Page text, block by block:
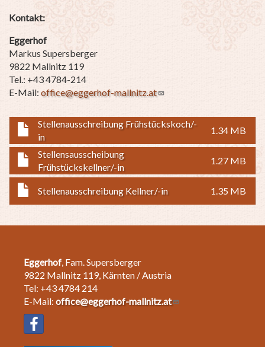
Kontakt:
Eggerhof
Markus Supersberger
9822 Mallnitz 119
Tel.: +43 4784-214
E-Mail: office@eggerhof-mallnitz.at
Stellenausschreibung Frühstückskoch/-
in
1.34 MB
Stellensausscheibung
Frühstückskellner/-in
1.27 MB
Stellenausschreibung Kellner/-in 1.35 MB
Eggerhof , Fam. Supersberger
9822 Mallnitz 119, Kärnten / Austria
Tel: +43 4784 214
E-Mail: office@eggerhof-mallnitz.at